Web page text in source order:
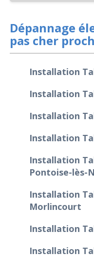
Dépannage
pas cher
Installation
Installation
Installation
Installation
Installation
Pontoise-lès-
Installation
Morlincourt
Installation
Installation